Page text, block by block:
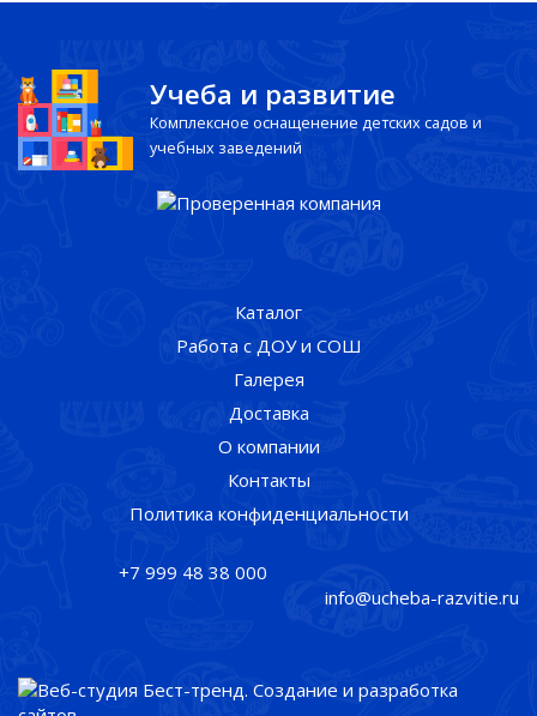
Учеба и развитие
Комплексное оснащенение детских садов и
учебных заведений
Каталог
Работа с ДОУ и СОШ
Галерея
Доставка
О компании
Контакты
Политика конфиденциальности
+7 999 48 38 000
info@ucheba-razvitie.ru